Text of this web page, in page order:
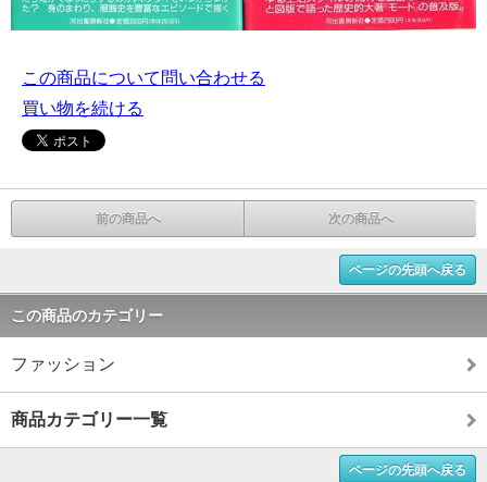
この商品について問い合わせる
買い物を続ける
前の商品へ 次の商品へ
ページの先頭へ戻る
この商品のカテゴリー
ファッション
商品カテゴリー一覧
ページの先頭へ戻る